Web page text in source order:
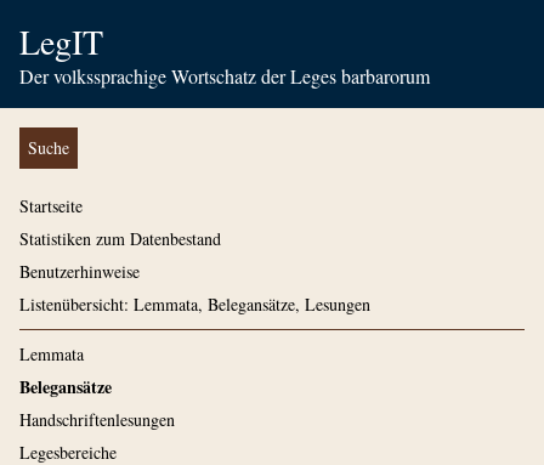
LegIT
Der volkssprachige Wortschatz der Leges barbarorum
Suche
Startseite
Statistiken zum Datenbestand
Benutzerhinweise
Listenübersicht: Lemmata, Belegansätze, Lesungen
Lemmata
Belegansätze
Handschriftenlesungen
Legesbereiche